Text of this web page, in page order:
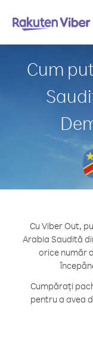
Cum
Cu Viber Out,
Arabia Saudită
orice număr
Cumpărați
pentru a avea